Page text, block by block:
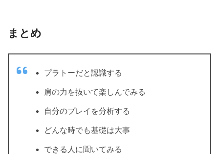
まとめ
プラトーだと認識する
肩の力を抜いて楽しんでみる
自分のプレイを分析する
どんな時でも基礎は大事
できる人に聞いてみる